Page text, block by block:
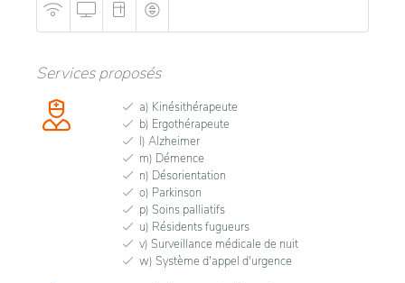
Services proposés
a) Kinésithérapeute
b) Ergothérapeute
l) Alzheimer
m) Démence
n) Désorientation
o) Parkinson
p) Soins palliatifs
u) Résidents fugueurs
v) Surveillance médicale de nuit
w) Système d'appel d'urgence